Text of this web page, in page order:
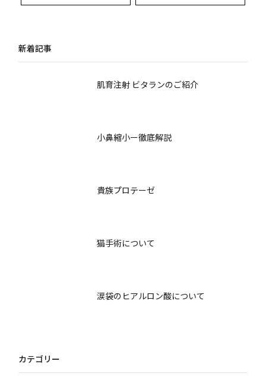
ムと回復期間を徹底解
と回復期間の真実：術
新着記事
肌育注射 ビタランのご紹介
小鼻縮小ー徹底解説
貴族プロテーゼ
猫手術について
涙袋のヒアルロン酸について
カテゴリー